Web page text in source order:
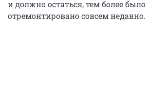
и должно остаться, тем более было
отремонтировано совсем недавно.